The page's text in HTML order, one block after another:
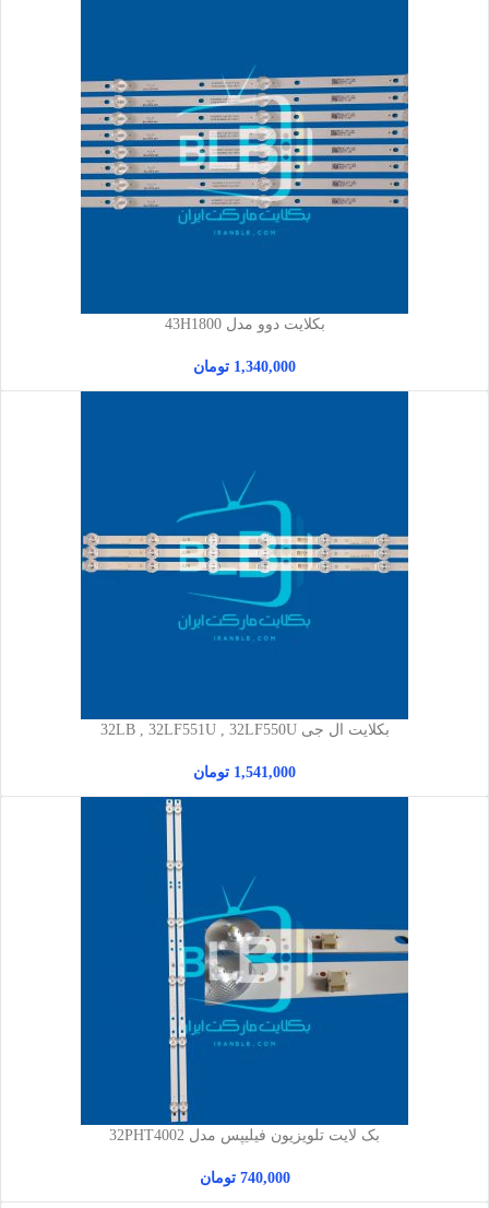
بکلایت دوو مدل 43H1800
1,340,000 تومان
بکلایت ال جی 32LB , 32LF551U , 32LF550U
1,541,000 تومان
بک لایت تلویزیون فیلیپس مدل 32PHT4002
740,000 تومان